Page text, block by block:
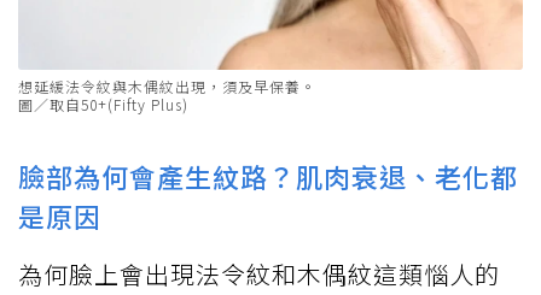
想延緩法令紋與木偶紋出現，須及早保養。
圖／取自50+(Fifty Plus)
臉部為何會產生紋路？肌肉衰退、老化都
是原因
為何臉上會出現法令紋和木偶紋這類惱人的